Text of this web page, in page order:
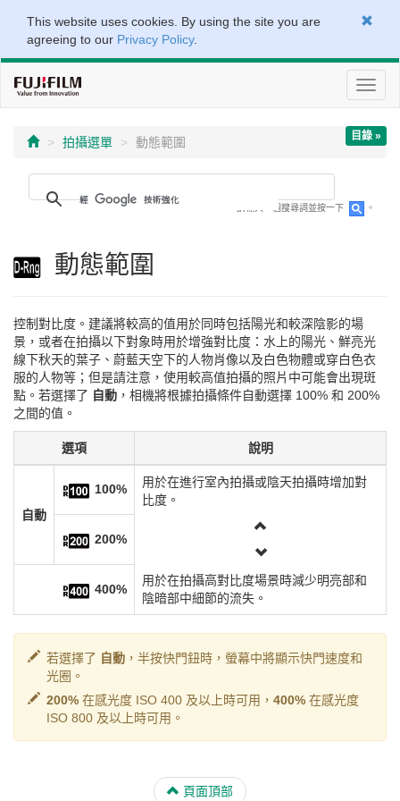
This website uses cookies. By using the site you are
agreeing to our Privacy Policy.
切
換
覽
目錄 »
拍攝選單 動態範圍
請輸入一個搜尋詞並按一下 。
動態範圍
控制對比度。建議將較高的值用於同時包括陽光和較深陰影的場
景，或者在拍攝以下對象時用於增強對比度：水上的陽光、鮮亮光
線下秋天的葉子、蔚藍天空下的人物肖像以及白色物體或穿白色衣
服的人物等；但是請注意，使用較高值拍攝的照片中可能會出現斑
點。若選擇了 自動 ，相機將根據拍攝條件自動選擇 100% 和 200%
之間的值。
選項 說明
自動
100%
用於在進行室內拍攝或陰天拍攝時增加對
比度。
用於在拍攝高對比度場景時減少明亮部和
陰暗部中細節的流失。
200%
400%
若選擇了 自動 ，半按快門鈕時，螢幕中將顯示快門速度和
光圈。
200% 在感光度 ISO 400 及以上時可用， 400% 在感光度
ISO 800 及以上時可用。
頁面頂部